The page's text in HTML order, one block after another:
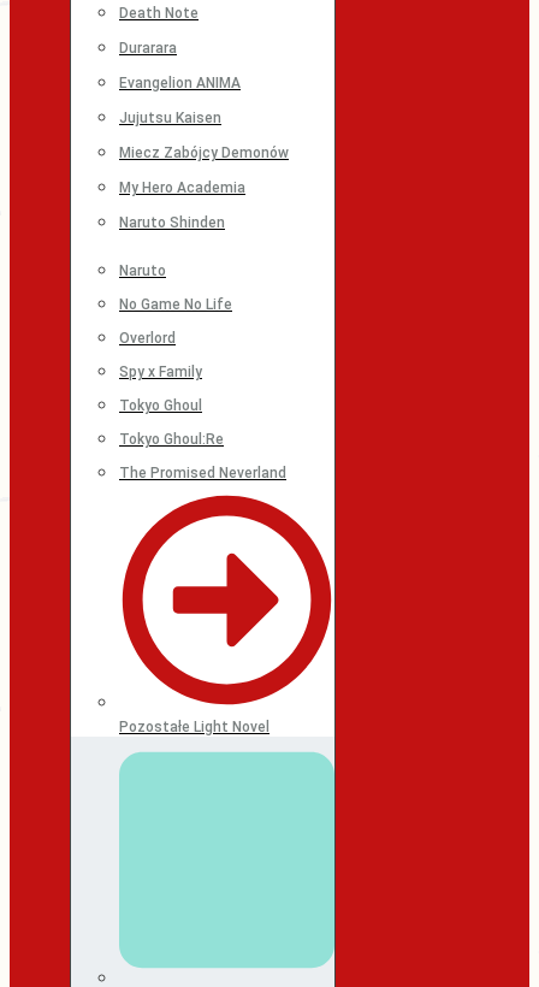
Death Note
Durarara
Evangelion ANIMA
Jujutsu Kaisen
Miecz Zabójcy Demonów
My Hero Academia
Naruto Shinden
Naruto
No Game No Life
Overlord
Spy x Family
Tokyo Ghoul
Tokyo Ghoul:Re
The Promised Neverland
Pozostałe Light Novel